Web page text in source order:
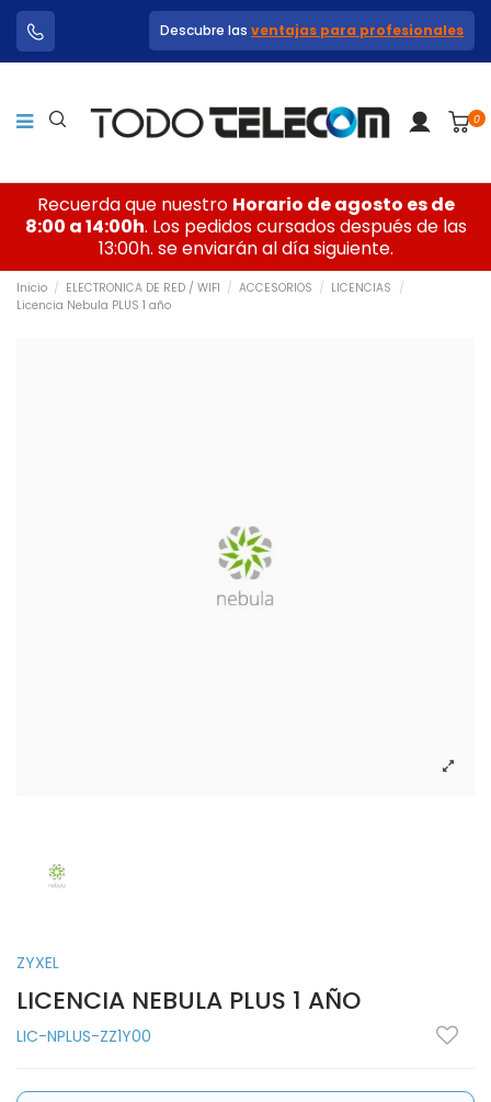
Descubre las ventajas para profesionales
0
Recuerda que nuestro Horario de agosto es de
8:00 a 14:00h. Los pedidos cursados después de las
13:00h. se enviarán al día siguiente.
Inicio ELECTRONICA DE RED / WIFI ACCESORIOS
LICENCIAS
Licencia Nebula PLUS 1 año
ZYXEL
LICENCIA NEBULA PLUS 1 AÑO
LIC-NPLUS-ZZ1Y00